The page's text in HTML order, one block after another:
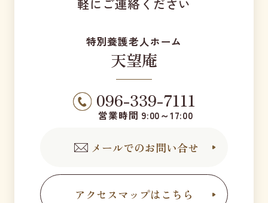
軽にご連絡ください
特別養護老人ホーム
天望庵
096-339-7111
営業時間 9:00～17:00
メールでのお問い合せ
アクセスマップはこちら